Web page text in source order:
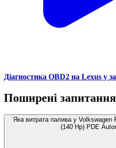
Діагностика OBD2 на Lexus у
Поширені запитання
Яка витрата палива у Volkswagen
(140 Hp) PDE